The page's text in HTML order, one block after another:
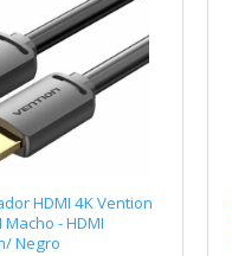
HDMI 4K Vention
Macho - HDMI
Negro